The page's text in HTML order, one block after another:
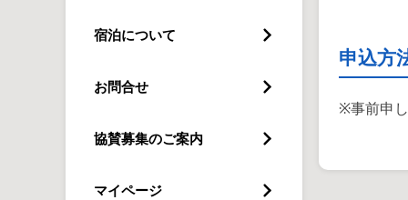
宿泊について
お問合せ
協賛募集のご案内
マイページ
申込方
※事前申